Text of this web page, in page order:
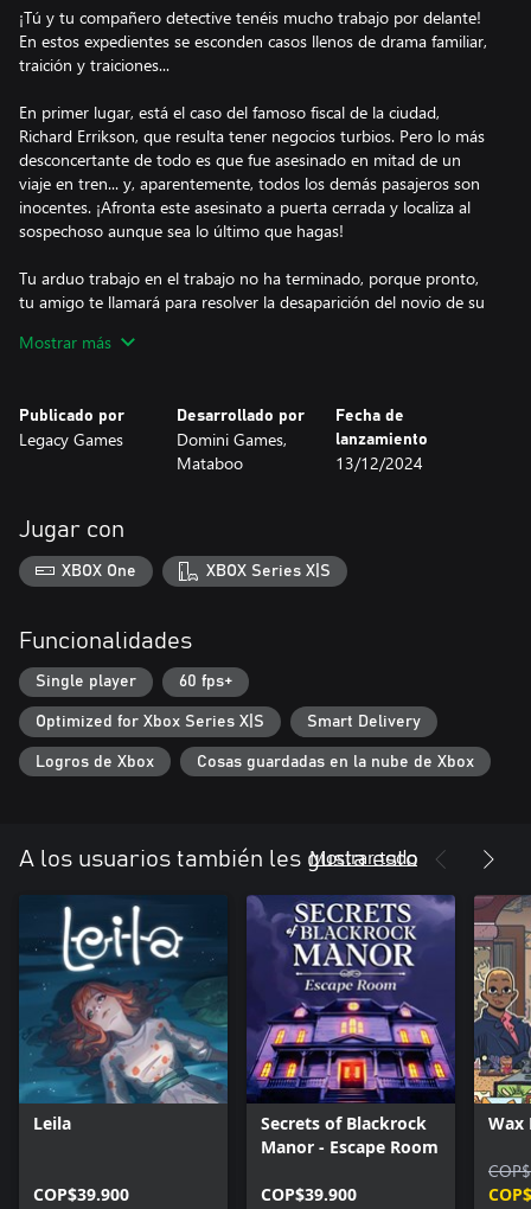
¡Tú y tu compañero detective tenéis mucho trabajo por delante!
En estos expedientes se esconden casos llenos de drama familiar,
traición y traiciones...
En primer lugar, está el caso del famoso fiscal de la ciudad,
Richard Errikson, que resulta tener negocios turbios. Pero lo más
desconcertante de todo es que fue asesinado en mitad de un
viaje en tren... y, aparentemente, todos los demás pasajeros son
inocentes. ¡Afronta este asesinato a puerta cerrada y localiza al
sospechoso aunque sea lo último que hagas!
Tu arduo trabajo en el trabajo no ha terminado, porque pronto,
tu amigo te llamará para resolver la desaparición del novio de su
que averiguar cuál es la raíz de este misterio.
dramáticas, con todos los secuestros y una lámpara de araña que
cae sobre el hermano de un presentador de televisión. Te quedan
solo unas pocas pistas, si es que hay alguna... Pero esto no puede
en el capítulo adicional de la Edición de Coleccionista, cuando una
actriz famosa desaparece...
¿Tienes el coraje y la curiosidad para descubrir la verdad? ¿Puedes
Mostrar más
Publicado por
Legacy Games
Desarrollado por
Domini Games,
Mataboo
Fecha de
lanzamiento
13/12/2024
Jugar con
XBOX One XBOX Series X|S
Funcionalidades
Single player 60 fps+
Optimized for Xbox Series X|S Smart Delivery
Logros de Xbox Cosas guardadas en la nube de Xbox
A los usuarios también les gusta esto
Mostrar todo
Leila
COP$39.900
Secrets of Blackrock
Manor - Escape Room
COP$39.900
Wax